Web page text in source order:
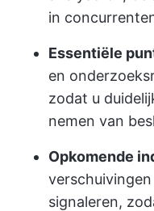
in
Essentiële
en
zodat u
nemen van
Opkomende
signaleren,